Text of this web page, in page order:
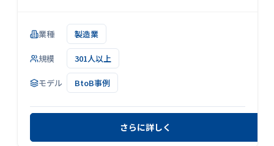
業種 製造業
規模 301人以上
モデル BtoB事例
さらに詳しく